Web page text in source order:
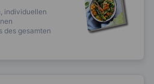
individuellen
des gesamten